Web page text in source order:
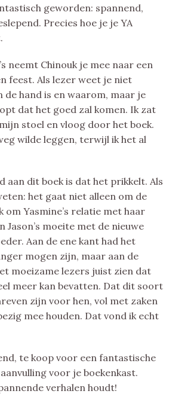
geworden: spannend,
Precies hoe je je YA
neemt Chinouk je mee naar een
feest. Als lezer weet je niet
de hand is en waarom, maar je
dat het goed zal komen. Ik zat
stoel en vloog door het boek.
wilde leggen, terwijl ik het al
aan dit boek is dat het prikkelt. Als
het gaat niet alleen om de
om Yasmine’s relatie met haar
Jason’s moeite met de nieuwe
Aan de ene kant had het
mogen zijn, maar aan de
moeizame lezers juist zien dat
meer kan bevatten. Dat dit soort
zijn voor hen, vol met zaken
mee houden. Dat vond ik echt
te koop voor een fantastische
voor je boekenkast.
verhalen houdt!